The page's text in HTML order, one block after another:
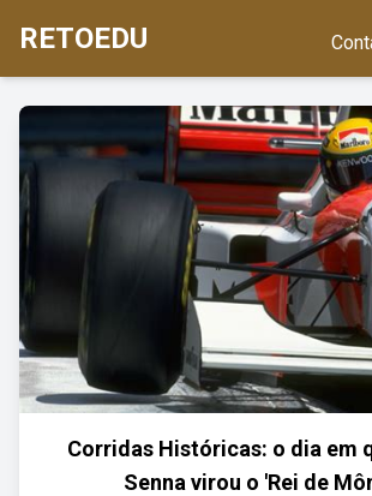
RETOEDU
Corridas Históricas: o dia em
Senna virou o 'Rei de